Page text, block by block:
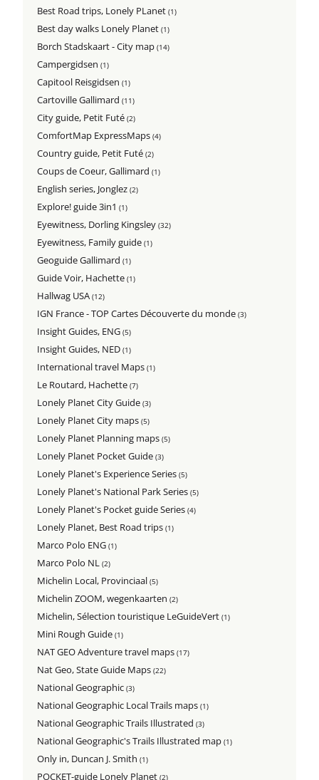
Best Road trips, Lonely PLanet(1)
Best day walks Lonely Planet(1)
Borch Stadskaart - City map(14)
Campergidsen(1)
Capitool Reisgidsen(1)
Cartoville Gallimard(11)
City guide, Petit Futé(2)
ComfortMap ExpressMaps(4)
Country guide, Petit Futé(2)
Coups de Coeur, Gallimard(1)
English series, Jonglez(2)
Explore! guide 3in1(1)
Eyewitness, Dorling Kingsley(32)
Eyewitness, Family guide(1)
Geoguide Gallimard(1)
Guide Voir, Hachette(1)
Hallwag USA(12)
IGN France - TOP Cartes Découverte du monde(3)
Insight Guides, ENG(5)
Insight Guides, NED(1)
International travel Maps(1)
Le Routard, Hachette(7)
Lonely Planet City Guide(3)
Lonely Planet City maps(5)
Lonely Planet Planning maps(5)
Lonely Planet Pocket Guide(3)
Lonely Planet's Experience Series(5)
Lonely Planet's National Park Series(5)
Lonely Planet's Pocket guide Series(4)
Lonely Planet, Best Road trips(1)
Marco Polo ENG(1)
Marco Polo NL(2)
Michelin Local, Provinciaal(5)
Michelin ZOOM, wegenkaarten(2)
Michelin, Sélection touristique LeGuideVert(1)
Mini Rough Guide(1)
NAT GEO Adventure travel maps(17)
Nat Geo, State Guide Maps(22)
National Geographic(3)
National Geographic Local Trails maps(1)
National Geographic Trails Illustrated(3)
National Geographic's Trails Illustrated map(1)
Only in, Duncan J. Smith(1)
POCKET-guide Lonely Planet(2)